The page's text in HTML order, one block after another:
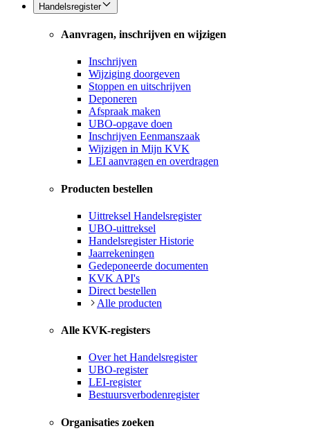
Handelsregister
Aanvragen, inschrijven en wijzigen
Inschrijven
Wijziging doorgeven
Stoppen en uitschrijven
Deponeren
Afspraak maken
UBO-opgave doen
Inschrijven Eenmanszaak
Wijzigen in Mijn KVK
LEI aanvragen en overdragen
Producten bestellen
Uittreksel Handelsregister
UBO-uittreksel
Handelsregister Historie
Jaarrekeningen
Gedeponeerde documenten
KVK API's
Direct bestellen
Alle producten
Alle KVK-registers
Over het Handelsregister
UBO-register
LEI-register
Bestuursverbodenregister
Organisaties zoeken